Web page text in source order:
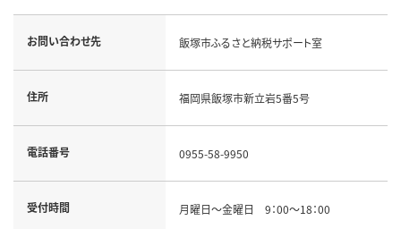
お問い合わせ先 飯塚市ふるさと納税サポート室
住所 福岡県飯塚市新立岩5番5号
電話番号 0955-58-9950
受付時間 月曜日～金曜日 9：00～18：00